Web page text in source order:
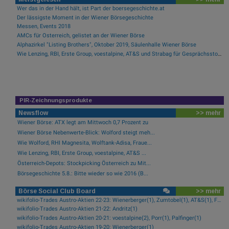
Wer das in der Hand hält, ist Part der boersegeschichte.at
Der lässigste Moment in der Wiener Börsegeschichte
Messen, Events 2018
AMCs für Österreich, gelistet an der Wiener Börse
Alphazirkel "Listing Brothers", Oktober 2019, Säulenhalle Wiener Börse
Wie Lenzing, RBI, Erste Group, voestalpine, AT&S und Strabag für Gesprächsstoff im ATX sorgten
PIR-Zeichnungsprodukte
Newsflow >> mehr
Wiener Börse: ATX legt am Mittwoch 0,7 Prozent zu
Wiener Börse Nebenwerte-Blick: Wolford steigt meh...
Wie Wolford, RHI Magnesita, Wolftank-Adisa, Fraue...
Wie Lenzing, RBI, Erste Group, voestalpine, AT&S ...
Österreich-Depots: Stockpicking Österreich zu Mit...
Börsegeschichte 5.8.: Bitte wieder so wie 2016 (B...
Börse Social Club Board >> mehr
wikifolio-Trades Austro-Aktien 22-23: Wienerberger(1), Zumtobel(1), AT&S(1), Frequentis(1), FACC(1), Kontron(1)
wikifolio-Trades Austro-Aktien 21-22: Andritz(1)
wikifolio-Trades Austro-Aktien 20-21: voestalpine(2), Porr(1), Palfinger(1)
wikifolio-Trades Austro-Aktien 19-20: Wienerberger(1)